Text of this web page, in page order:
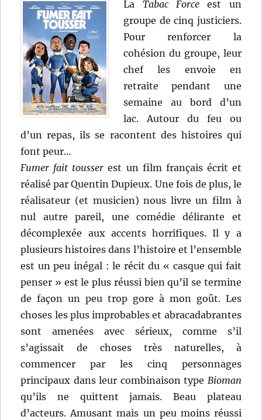
La Tabac Force est un
groupe de cinq justiciers.
Pour renforcer la
cohésion du groupe, leur
chef les envoie en
retraite pendant une
semaine au bord d’un
lac. Autour du feu ou
d’un repas, ils se racontent des histoires qui
font peur…
Fumer fait tousser est un film français écrit et
réalisé par Quentin Dupieux. Une fois de plus, le
réalisateur (et musicien) nous livre un film à
nul autre pareil, une comédie délirante et
décomplexée aux accents horrifiques. Il y a
plusieurs histoires dans l’histoire et l’ensemble
est un peu inégal : le récit du « casque qui fait
penser » est le plus réussi bien qu’il se termine
de façon un peu trop gore à mon goût. Les
choses les plus improbables et abracadabrantes
sont amenées avec sérieux, comme s’il
s’agissait de choses très naturelles, à
commencer par les cinq personnages
principaux dans leur combinaison type Bioman
qu’ils ne quittent jamais. Beau plateau
d’acteurs. Amusant mais un peu moins réussi